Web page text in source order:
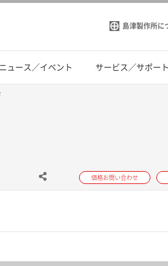
島津製作所に
ニュース／イベント サービス／サポート
価格お問い合わせ